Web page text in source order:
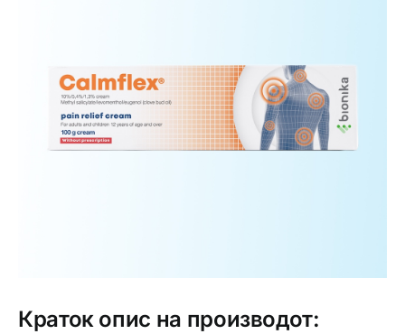
Лична хигиена
Медицински апрати
Краток опис на производот: